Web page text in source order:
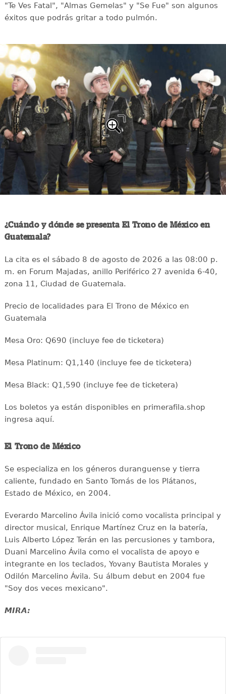
"Te Ves Fatal", "Almas Gemelas" y "Se Fue" son algunos
éxitos que podrás gritar a todo pulmón.
¿Cuándo y dónde se presenta El Trono de México en
Guatemala?
La cita es el sábado 8 de agosto de 2026 a las 08:00 p.
m. en Forum Majadas, anillo Periférico 27 avenida 6-40,
zona 11, Ciudad de Guatemala.
Precio de localidades para El Trono de México en
Guatemala
Mesa Oro: Q690 (incluye fee de ticketera)
Mesa Platinum: Q1,140 (incluye fee de ticketera)
Mesa Black: Q1,590 (incluye fee de ticketera)
Los boletos ya están disponibles en primerafila.shop
ingresa aquí.
El Trono de México
Se especializa en los géneros duranguense y tierra
caliente, fundado en Santo Tomás de los Plátanos,
Estado de México, en 2004.
Everardo Marcelino Ávila inició como vocalista principal y
director musical, Enrique Martínez Cruz en la batería,
Luis Alberto López Terán en las percusiones y tambora,
Duani Marcelino Ávila como el vocalista de apoyo e
integrante en los teclados, Yovany Bautista Morales y
Odilón Marcelino Ávila. Su álbum debut en 2004 fue
"Soy dos veces mexicano".
MIRA: